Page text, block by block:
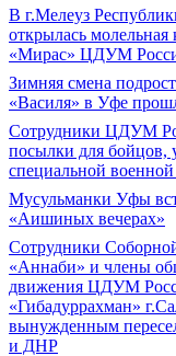
В г.Мелеуз
открылась молельная
«Мирас» ЦДУМ
Зимняя смена
«Василя» в Уфе
Сотрудники ЦДУМ
посылки для бойцов,
специальной
Мусульманки Уфы
«Аишиных вечерах»
Сотрудники
«Аннаби» и члены
движения ЦДУМ
«Гибадуррахман»
вынужденным
и ДНР